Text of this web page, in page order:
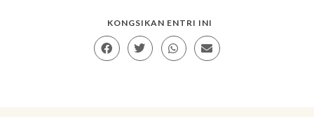
KONGSIKAN ENTRI INI